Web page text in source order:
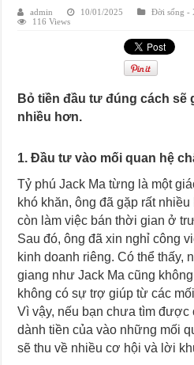
admin 10/01/2025 Đời sống -
116 Views
Bỏ tiền đầu tư đúng cách sẽ
nhiều hơn.
1. Đầu tư vào mối quan hệ
Tỷ phú Jack Ma từng là một
khó khăn, ông đã gặp rất
còn làm việc bán thời gian ở
Sau đó, ông đã xin nghỉ công
kinh doanh riêng. Có thể thấy,
giang như Jack Ma cũng
không có sự trợ giúp từ các
Vì vậy, nếu bạn chưa tìm được
dành tiền của vào những mối
sẽ thu về nhiều cơ hội và lời